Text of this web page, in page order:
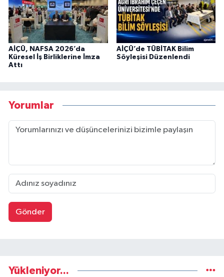
AİÇÜ, NAFSA 2026’da
Küresel İş Birliklerine İmza
Attı
AİÇÜ’de TÜBİTAK Bilim
Söyleşisi Düzenlendi
Yorumlar
Gönder
Yükleniyor...